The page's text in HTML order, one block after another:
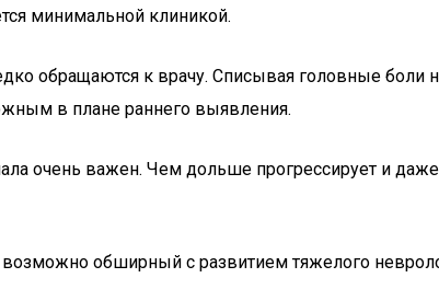
минимальной клиникой.
обращаются к врачу. Списывая головные боли
в плане раннего выявления.
очень важен. Чем дольше прогрессирует и
обширный с развитием тяжелого